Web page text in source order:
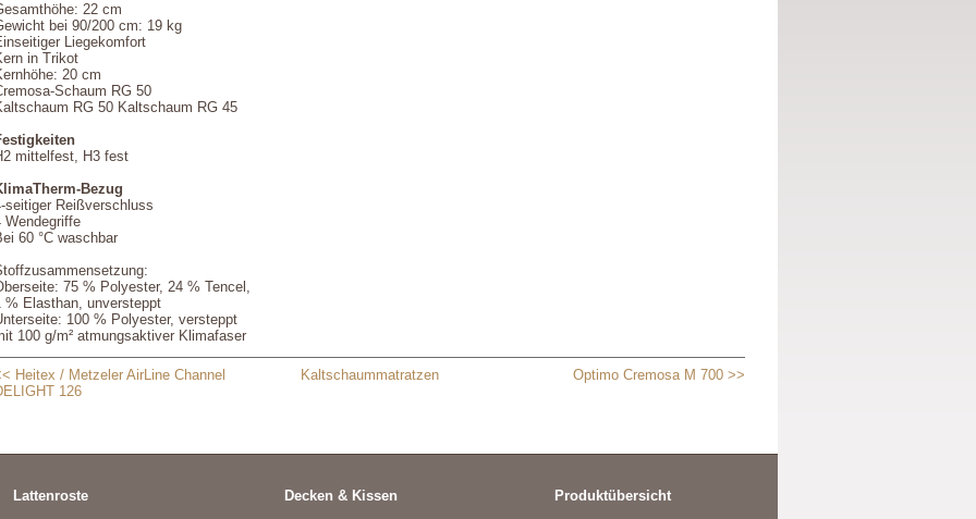
22 cm
bei 90/200 cm: 19 kg
Liegekomfort
in Trikot
20 cm
Schaum RG 50
RG 50 Kaltschaum RG 45
mittelfest, H3 fest
Bezug
seitiger Reißverschluss
Wendegriffe
60 °C waschbar
75 % Polyester, 24 % Tencel,
% Elasthan, unversteppt
100 % Polyester, versteppt
100 g/m² atmungsaktiver Klimafaser
Heitex / Metzeler AirLine Channel
126
Kaltschaummatratzen Optimo Cremosa M 700 >>
Lattenroste
Decken & Kissen
Produktübersicht